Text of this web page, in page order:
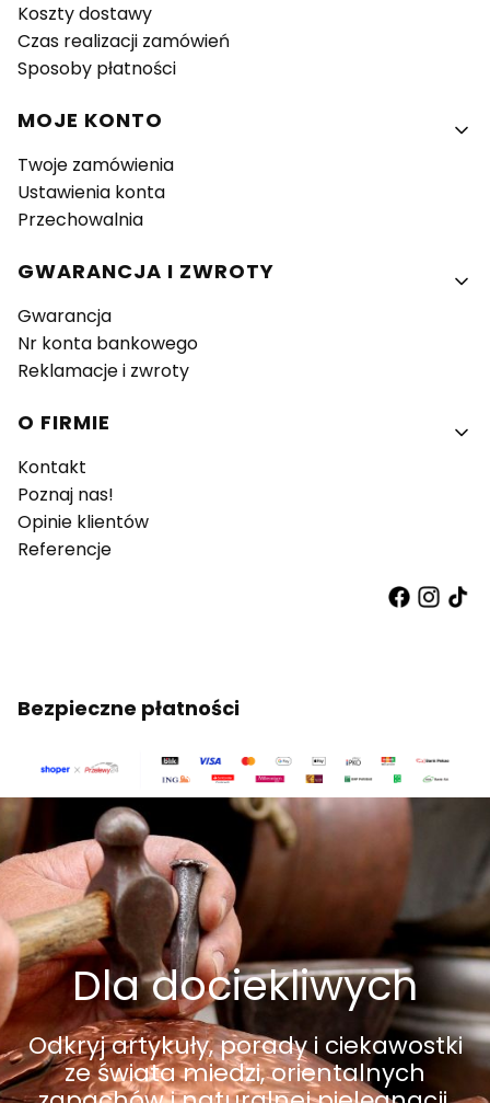
Koszty dostawy
Czas realizacji zamówień
Sposoby płatności
MOJE KONTO
Twoje zamówienia
Ustawienia konta
Przechowalnia
GWARANCJA I ZWROTY
Gwarancja
Nr konta bankowego
Reklamacje i zwroty
O FIRMIE
Kontakt
Poznaj nas!
Opinie klientów
Referencje
Bezpieczne płatności
Dla dociekliwych
Odkryj artykuły, porady i ciekawostki
ze świata miedzi, orientalnych